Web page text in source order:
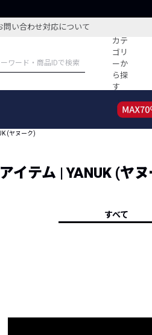
い合わせ対応について
カテ
ゴリ
ーか
ら探
す
特集記事
コーディネート
(ヤヌーク)
イテム | YANUK (ヤ
すべて